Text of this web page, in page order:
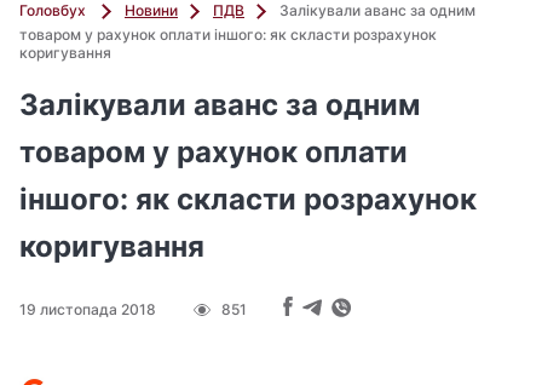
Головбух Новини ПДВ
Залікували аванс за одним
товаром у рахунок оплати іншого: як скласти розрахунок
коригування
Залікували аванс за одним
товаром у рахунок оплати
іншого: як скласти розрахунок
коригування
19 листопада 2018 851